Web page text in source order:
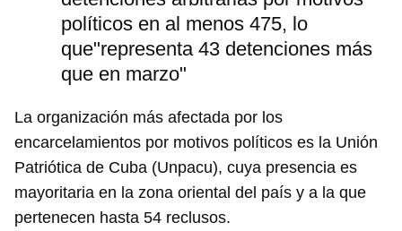
políticos en al menos 475, lo
que"representa 43 detenciones más
que en marzo"
La organización más afectada por los
encarcelamientos por motivos políticos es la Unión
Patriótica de Cuba (Unpacu), cuya presencia es
mayoritaria en la zona oriental del país y a la que
pertenecen hasta 54 reclusos.